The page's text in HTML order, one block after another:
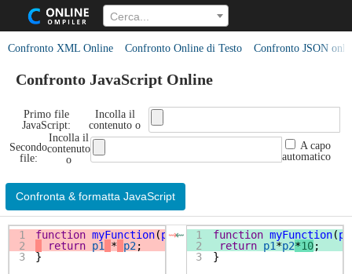
Cerca...
Confronto XML Online Confronto Online di Testo Confronto JSON
Confronto JavaScript Online
Primo file
JavaScript:
Incolla il
contenuto o
Secondo
file:
Incolla il
contenuto
o
A capo
automatico
Confronta & formatta JavaScript
1 function myFunction(p1, p2)
{
2
return p1 * p2;
3
}
⇜
⇝ 1 function myFunction(p1
2
return p1*p2*10;
3
}